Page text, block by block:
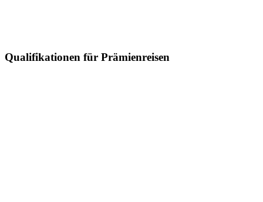
Qualifikationen für Prämienreisen